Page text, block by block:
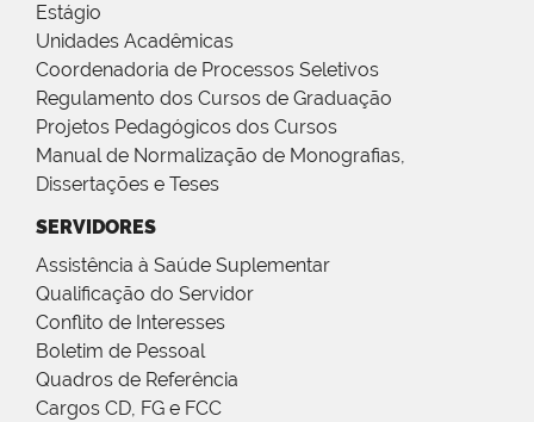
Estágio
Unidades Acadêmicas
Coordenadoria de Processos Seletivos
Regulamento dos Cursos de Graduação
Projetos Pedagógicos dos Cursos
Manual de Normalização de Monografias,
Dissertações e Teses
SERVIDORES
Assistência à Saúde Suplementar
Qualificação do Servidor
Conflito de Interesses
Boletim de Pessoal
Quadros de Referência
Cargos CD, FG e FCC